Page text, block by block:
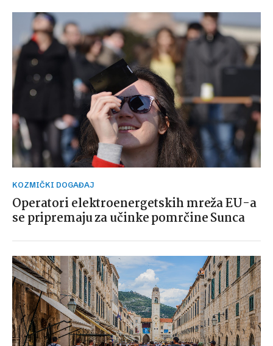
KOZMIČKI DOGAĐAJ
Operatori elektroenergetskih mreža EU-a
se pripremaju za učinke pomrčine Sunca